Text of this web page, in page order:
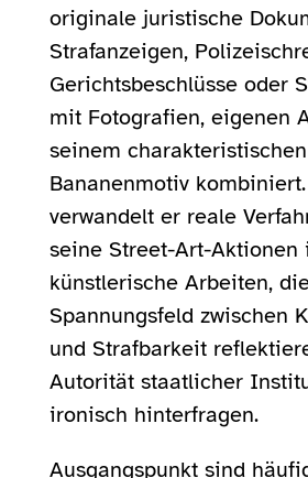
originale juristische
Strafanzeigen,
Gerichtsbeschlüsse oder
mit Fotografien, eigenen
seinem charakteristischen
Bananenmotiv
verwandelt er reale
seine Street-Art-Aktionen
künstlerische Arbeiten,
Spannungsfeld zwischen
und Strafbarkeit
Autorität staatlicher
ironisch hinterfragen.
Ausgangspunkt sind